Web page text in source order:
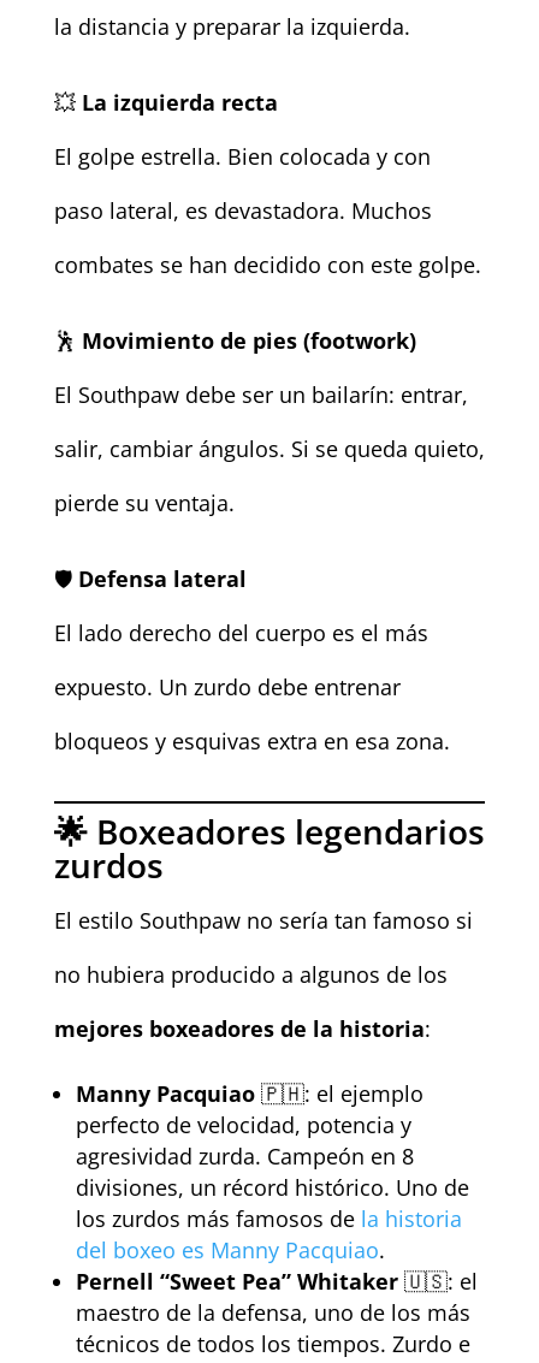
la distancia y preparar la izquierda.
💥 La izquierda recta
El golpe estrella. Bien colocada y con
paso lateral, es devastadora. Muchos
combates se han decidido con este golpe.
🕺 Movimiento de pies (footwork)
El Southpaw debe ser un bailarín: entrar,
salir, cambiar ángulos. Si se queda quieto,
pierde su ventaja.
🛡️ Defensa lateral
El lado derecho del cuerpo es el más
expuesto. Un zurdo debe entrenar
bloqueos y esquivas extra en esa zona.
🌟 Boxeadores legendarios
zurdos
El estilo Southpaw no sería tan famoso si
no hubiera producido a algunos de los
mejores boxeadores de la historia:
Manny Pacquiao🇵🇭: el ejemplo
perfecto de velocidad, potencia y
agresividad zurda. Campeón en 8
divisiones, un récord histórico. Uno de
los zurdos más famosos de la historia
del boxeo es Manny Pacquiao.
Pernell “Sweet Pea” Whitaker🇺🇸: el
maestro de la defensa, uno de los más
técnicos de todos los tiempos. Zurdo e